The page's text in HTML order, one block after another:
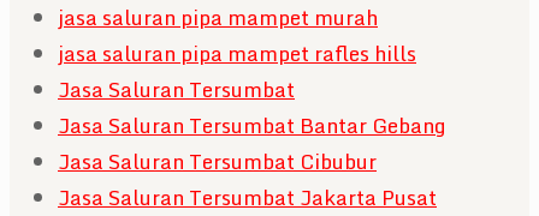
jasa saluran pipa mampet murah
jasa saluran pipa mampet rafles hills
Jasa Saluran Tersumbat
Jasa Saluran Tersumbat Bantar Gebang
Jasa Saluran Tersumbat Cibubur
Jasa Saluran Tersumbat Jakarta Pusat